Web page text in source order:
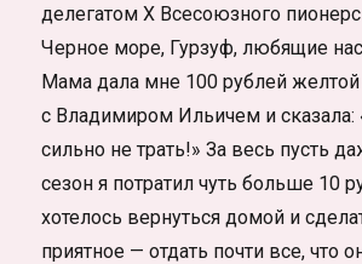
делегатом X Всесоюзного
Черное море, Гурзуф, любящие
Мама дала мне 100 рублей
с Владимиром Ильичем и сказала:
сильно не трать!» За весь пусть
сезон я потратил чуть больше 10
хотелось вернуться домой и
приятное — отдать почти все, что